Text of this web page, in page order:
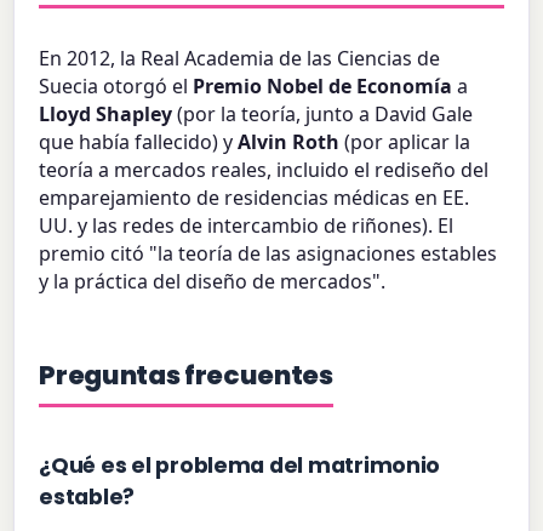
En 2012, la Real Academia de las Ciencias de
Suecia otorgó el Premio Nobel de Economía a
Lloyd Shapley(por la teoría, junto a David Gale
que había fallecido) yAlvin Roth (por aplicar la
teoría a mercados reales, incluido el rediseño del
emparejamiento de residencias médicas en EE.
UU. y las redes de intercambio de riñones). El
premio citó "la teoría de las asignaciones estables
y la práctica del diseño de mercados".
Preguntas frecuentes
¿Qué es el problema del matrimonio
estable?